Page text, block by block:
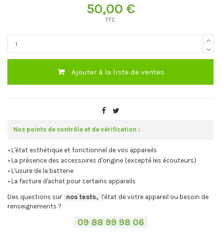
50,00 €
TTC
Ajouter à la liste de ventes
Nos points de contrôle et de vérification :
• L'état esthétique et fonctionnel de vos appareils
• La présence des accessoires d'origine (excepté les écouteurs)
• L'usure de la batterie
• La facture d'achat pour certains appareils
Des questions sur nos tests, l'état de votre appareil ou besoin de
renseignements ?
09 88 99 98 06-